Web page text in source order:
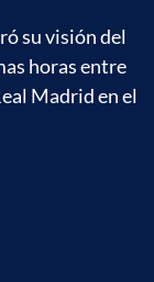
su visión del
horas entre
Madrid en el